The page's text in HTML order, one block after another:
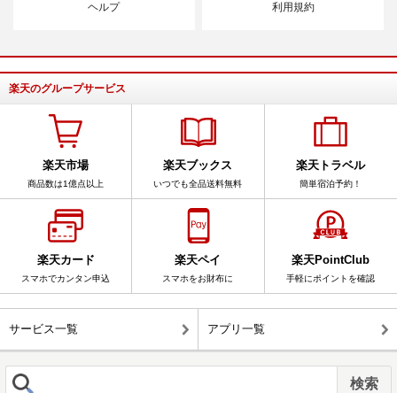
ヘルプ 利用規約
楽天のグループサービス
楽天市場
商品数は1億点以上
楽天ブックス
いつでも全品送料無料
楽天トラベル
簡単宿泊予約！
楽天カード
スマホでカンタン申込
楽天ペイ
スマホをお財布に
楽天PointClub
手軽にポイントを確認
サービス一覧 アプリ一覧